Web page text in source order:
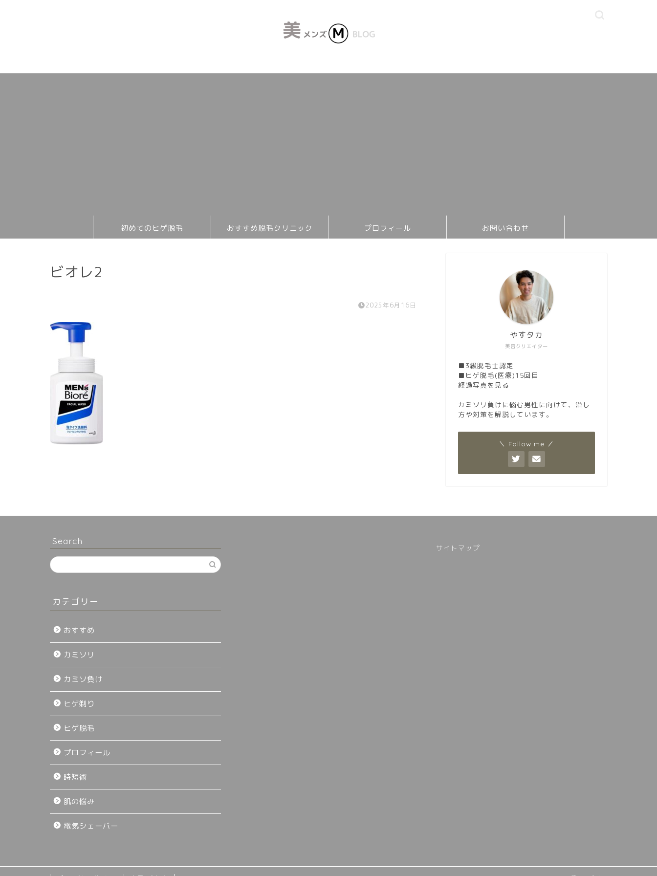
初めてのヒゲ脱毛 おすすめ脱毛クリニック プロフィール お問い合わせ
ビオレ2
2025年6月16日
美容クリエイター
やすタカ
■3級脱毛士認定
■ヒゲ脱毛(医療)15回目
経過写真を見る
カミソリ負けに悩む男性に向けて、治し
方や対策を解説しています。
＼ Follow me ／
Search
カテゴリー
おすすめ
カミソリ
カミソ負け
ヒゲ剃り
ヒゲ脱毛
プロフィール
時短術
肌の悩み
電気シェーバー
サイトマップ